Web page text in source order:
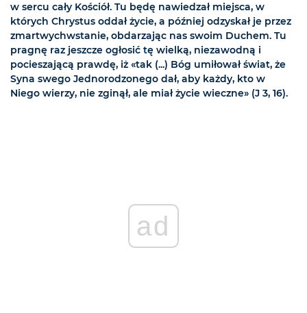
w sercu cały Kościół. Tu będę nawiedzał miejsca, w
których Chrystus oddał życie, a później odzyskał je przez
zmartwychwstanie, obdarzając nas swoim Duchem. Tu
pragnę raz jeszcze ogłosić tę wielką, niezawodną i
pocieszającą prawdę, iż «tak (...) Bóg umiłował świat, że
Syna swego Jednorodzonego dał, aby każdy, kto w
Niego wierzy, nie zginął, ale miał życie wieczne» (J 3, 16).
ad